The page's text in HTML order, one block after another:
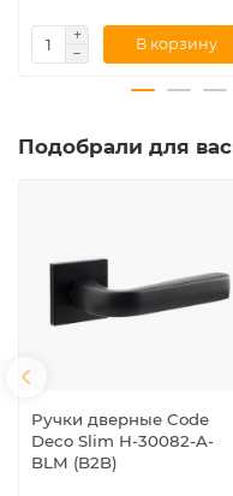
В корзину
Подобрали для вас
Ручки дверные Code
Deco Slim H-30082-A-
BLM (B2B)